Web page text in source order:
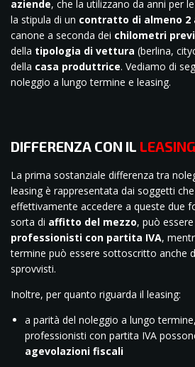
aziende, che la utilizzano da anni per
la stipula di un contratto di almeno 2
canone a seconda dei chilometri
della tipologia di vettura (berlina,
della casa produttrice. Vediamo di
noleggio a lungo termine e leasing.
DIFFERENZA CON IL LEASING
La prima sostanziale differenza tra
leasing è rappresentata dai soggetti
effettivamente accedere a queste due
sorta di affitto del mezzo, può
professionisti con partita IVA,
termine può essere sottoscritto anche
sprovvisti.
Inoltre, per quanto riguarda il leasing:
a parità del noleggio a lungo
professionisti con partita IVA
agevolazioni fiscali